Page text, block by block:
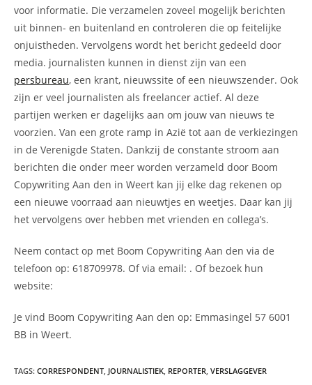
voor informatie. Die verzamelen zoveel mogelijk berichten
uit binnen- en buitenland en controleren die op feitelijke
onjuistheden. Vervolgens wordt het bericht gedeeld door
media. journalisten kunnen in dienst zijn van een
persbureau, een krant, nieuwssite of een nieuwszender. Ook
zijn er veel journalisten als freelancer actief. Al deze
partijen werken er dagelijks aan om jouw van nieuws te
voorzien. Van een grote ramp in Azië tot aan de verkiezingen
in de Verenigde Staten. Dankzij de constante stroom aan
berichten die onder meer worden verzameld door Boom
Copywriting Aan den in Weert kan jij elke dag rekenen op
een nieuwe voorraad aan nieuwtjes en weetjes. Daar kan jij
het vervolgens over hebben met vrienden en collega’s.
Neem contact op met Boom Copywriting Aan den via de
telefoon op: 618709978. Of via email: . Of bezoek hun
website:
Je vind Boom Copywriting Aan den op: Emmasingel 57 6001
BB in Weert.
TAGS: CORRESPONDENT JOURNALISTIEK REPORTER VERSLAGGEVER